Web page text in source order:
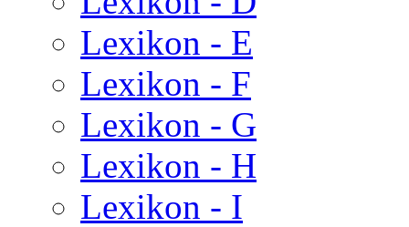
Lexikon - E
Lexikon - F
Lexikon - G
Lexikon - H
Lexikon - I